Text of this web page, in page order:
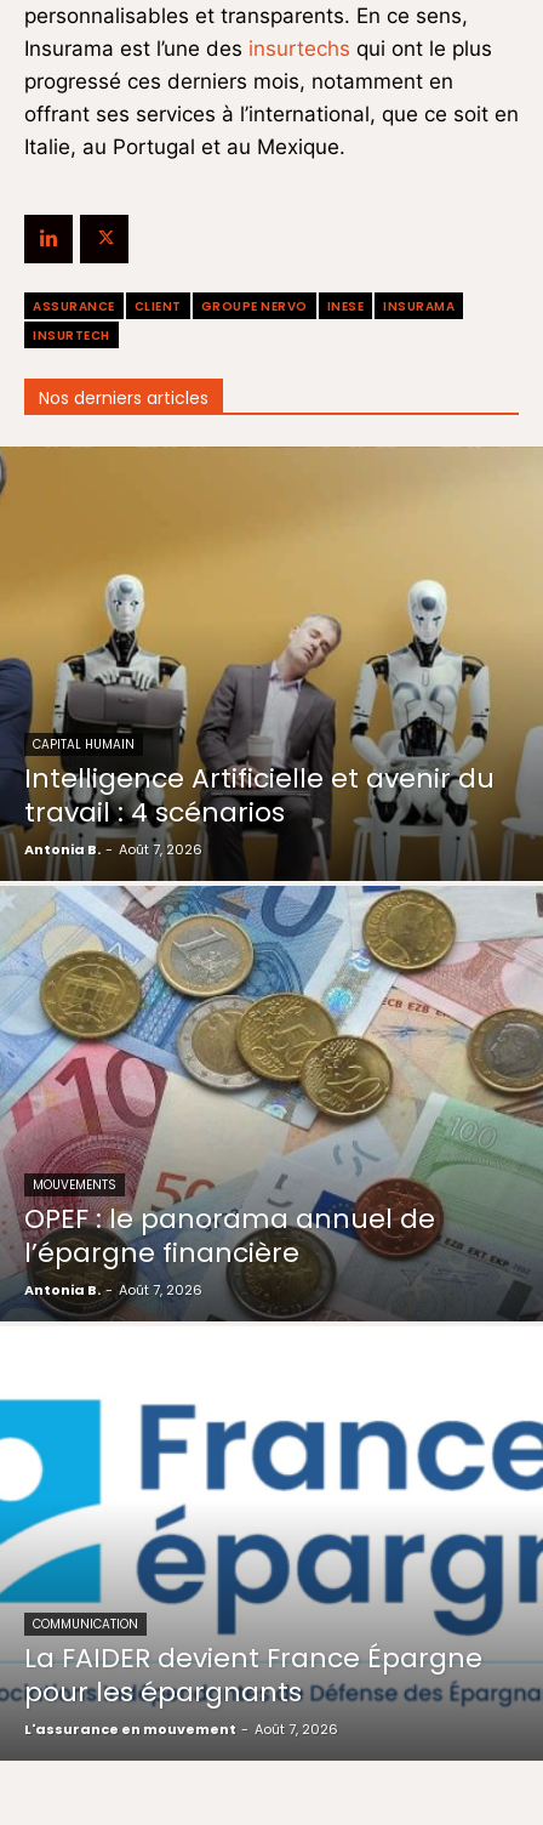
personnalisables et transparents. En ce sens,
Insurama est l’une des insurtechs qui ont le plus
progressé ces derniers mois, notamment en
offrant ses services à l’international, que ce soit en
Italie, au Portugal et au Mexique.
ASSURANCE CLIENT GROUPE NERVO INESE
INSURAMA
INSURTECH
Nos derniers articles
CAPITAL HUMAIN
Intelligence Artificielle et avenir du
travail : 4 scénarios
Antonia B. - Août 7, 2026
MOUVEMENTS
OPEF : le panorama annuel de
l’épargne financière
Antonia B. - Août 7, 2026
COMMUNICATION
La FAIDER devient France Épargne
pour les épargnants
L'assurance en mouvement - Août 7, 2026